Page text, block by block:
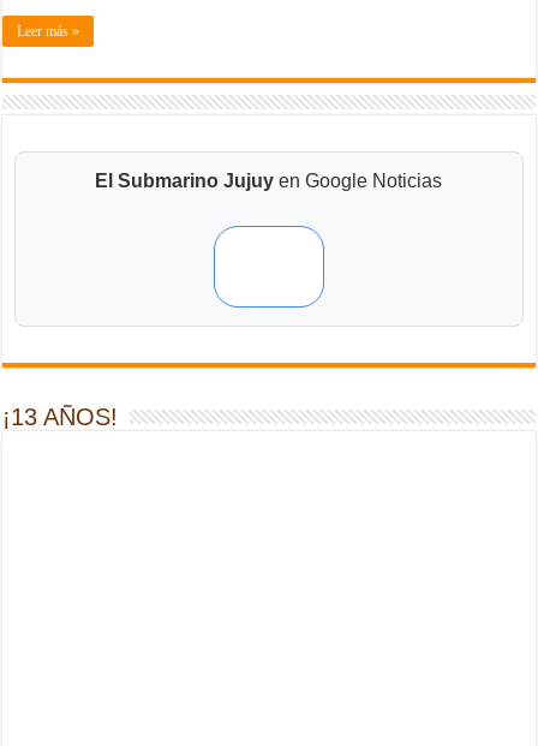
Leer más »
El Submarino Jujuy en Google Noticias
¡13 AÑOS!